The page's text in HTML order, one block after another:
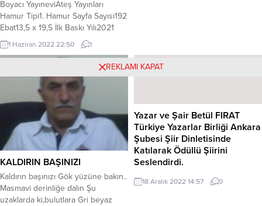
Boyacı YayıneviAteş Yayınları
Hamur Tipi1. Hamur Sayfa Sayısı192
Ebat13,5 x 19,5 İlk Baskı Yılı2021
Baskı Sayısı1. Basım DilTürkçe
Barkod978625701298 Beni
Bırakma Kitap Açıklaması “İnsan
böylesi anlarda ne yapar? Hangi
sözcükleri söyler bilemiyorum.
Dualar kalbimin acısını dindirmeye
yeterli olur mu? Saatlerce
yürümek? Gözlerini sımsıkı kapatıp
hayatın akışını...
1 Haziran 2022 22:50 1
KALDIRIN BAŞINIZI
Kaldırın başınızı Gök yüzüne bakın..
Masmavi derinliğe dalın Şu
uzaklarda ki,bulutlara Gri beyaz
Yazar ve Şair Betül FIRAT
Türkiye Yazarlar Birliği Ankara
Şubesi Şiir Dinletisinde
Katılarak Ödüllü Şiirini
Seslendirdi.
Genel Yayın Yönetmenimiz Yazar
ve Şair Betül FIRAT Türkiye
18 Aralık 2022 14:57 0
REKLAMI KAPAT